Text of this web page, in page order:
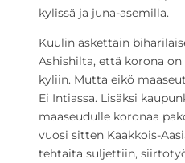
kylissä ja juna-asemilla.
Kuulin äskettäin
Ashishilta, että korona
kyliin. Mutta eikö
Ei Intiassa. Lisäksi
maaseudulle koronaa
vuosi sitten Kaakkois-
tehtaita suljettiin,